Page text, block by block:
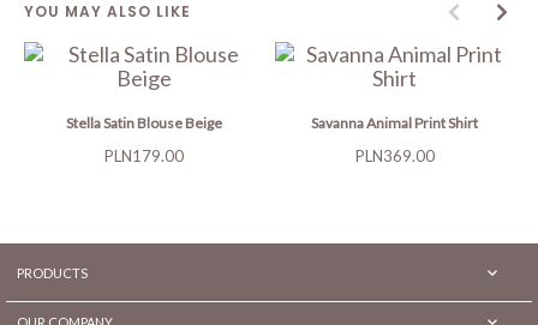
YOU MAY ALSO LIKE
Stella Satin Blouse Beige
Price
PLN179.00
Savanna Animal Print Shirt
Price
PLN369.00
PRODUCTS 